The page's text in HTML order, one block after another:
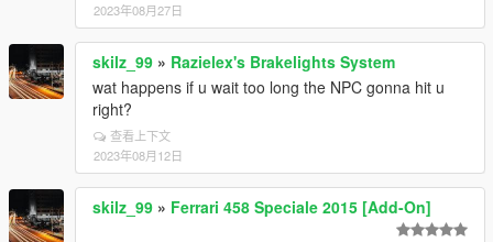
2023年08月27日
skilz_99 » Razielex's Brakelights System
wat happens if u wait too long the NPC gonna hit u
right?
查看上下文
2023年08月12日
skilz_99 » Ferrari 458 Speciale 2015 [Add-On]